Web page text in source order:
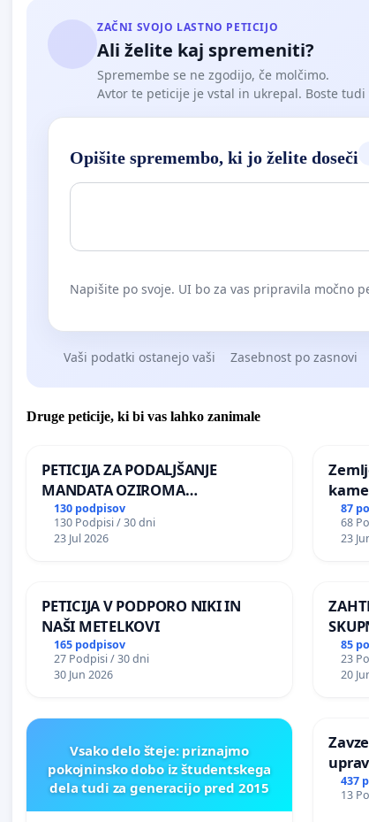
ZAČNI SVOJO LASTNO PETICIJO
Ali želite kaj spremeniti?
Spremembe se ne zgodijo, če molčimo.
Avtor te peticije je vstal in ukrepal. Boste tudi
Opišite spremembo, ki jo želite doseči
Napišite po svoje. UI bo za vas pripravila močno
Vaši podatki ostanejo vaši Zasebnost po zasnovi
Druge peticije, ki bi vas lahko zanimale
PETICIJA ZA PODALJŠANJE
MANDATA OZIROMA
ČIMPREJŠNJO PONOVNO
NAPOTITEV GOSPODA BERNARDA
ŠRAJNERJA NA VELEPOSLANIŠTVO
130 podpisov
130 Podpisi / 30 dni
23 Jul 2026
87
68
23
PETICIJA V PODPORO NIKI IN
NAŠI METELKOVI
165 podpisov
27 Podpisi / 30 dni
30 Jun 2026
85
23
20
Vsako delo šteje: priznajmo
pokojninsko dobo iz študentskega
dela tudi za generacijo pred 2015
437
13